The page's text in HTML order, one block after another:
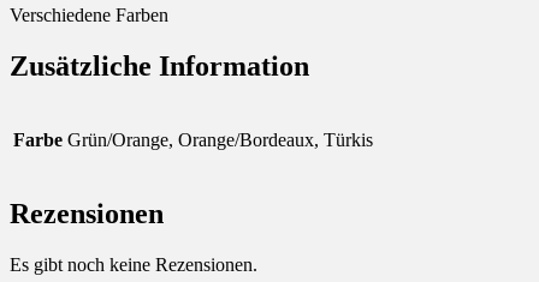
Verschiedene Farben
Zusätzliche Information
Farbe Grün/Orange, Orange/Bordeaux, Türkis
Rezensionen
Es gibt noch keine Rezensionen.